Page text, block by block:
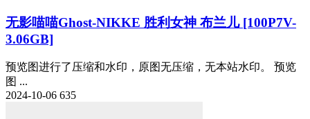
无影喵喵Ghost-NIKKE 胜利女神 布兰儿 [100P7V-
3.06GB]
预览图进行了压缩和水印，原图无压缩，无本站水印。 预览
图 ...
2024-10-06 635